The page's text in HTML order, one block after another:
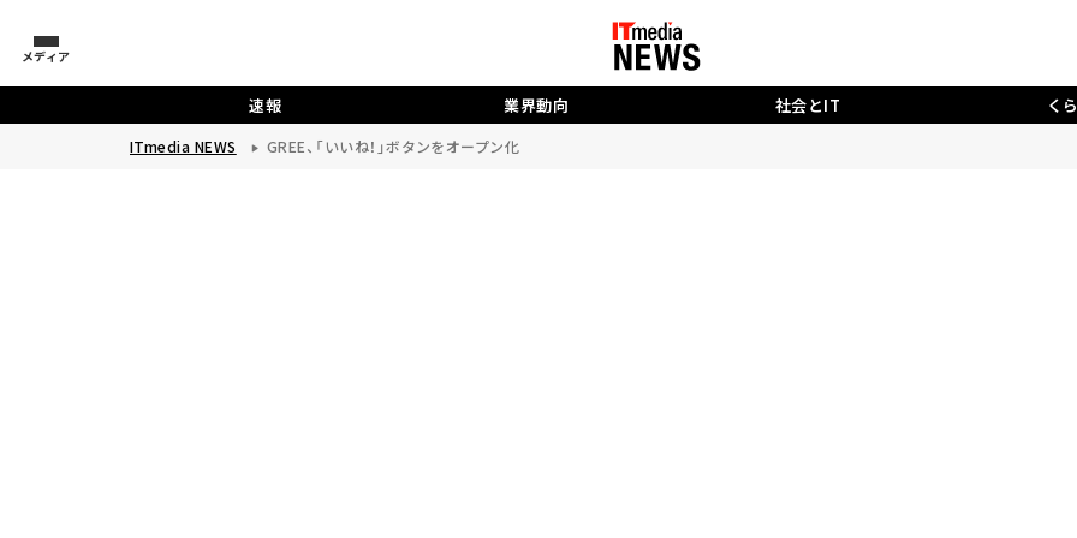
メディア
速報 業界動向 社会とIT く
ITmedia NEWS GREE、「いいね！」ボタンをオープン化